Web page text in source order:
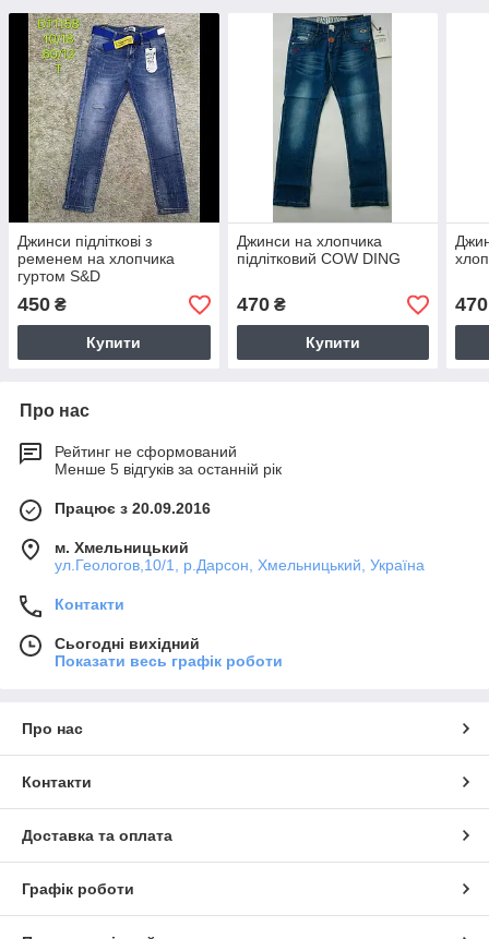
Джинси підліткові з
ременем на хлопчика
гуртом S&D
450 ₴
Купити
Джинси на хлопчика
підлітковий COW DING
470₴
Купити
470
Про нас
Рейтинг не сформований
Менше 5 відгуків за останній рік
Працює з 20.09.2016
м. Хмельницький
ул.Геологов,10/1, р.Дарсон, Хмельницький, Україна
Контакти
Сьогодні вихідний
Показати весь графік роботи
Про нас
Контакти
Доставка та оплата
Графік роботи